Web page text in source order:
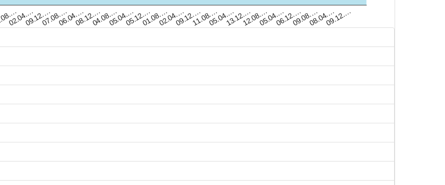
02.04.…09.12.…07.08.…06.04.…08.12.…04.08.…05.04.…05.12.…01.08.…02.04.…09.12.…11.08.…05.04.…13.12.…12.08.…05.04.…06.12.…09.08.…08.04.…09.12.…